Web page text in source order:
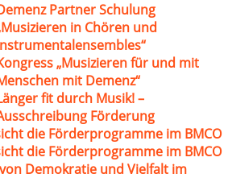
Partner Schulung
in Chören und
„Musizieren für und mit
mit Demenz“
fit durch Musik! –
Förderung
die Förderprogramme im BMCO
die Förderprogramme im BMCO
Demokratie und Vielfalt im